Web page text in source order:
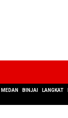
MEDAN BINJAI LANGKAT